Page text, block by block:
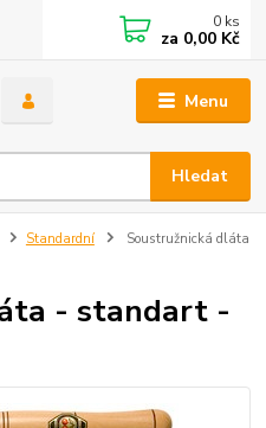
Menu
Hledat
0 ks
za 0,00 Kč
Standardní
Soustružnická dláta
- standart -